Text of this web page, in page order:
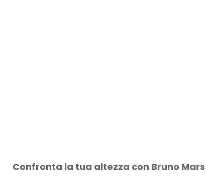
Confronta la tua altezza con Bruno Mars